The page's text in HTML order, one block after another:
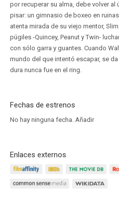
por recuperar su alma, debe volver al
pisar: un gimnasio de boxeo en
atenta mirada de su viejo mentor,
púgiles -Quincey, Peanut y Twin-
con sólo garra y guantes. Cuando
mundo del que intentó escapar, se
dura nunca fue en el ring.
Fechas de estrenos
No hay ninguna fecha. Añadir
Enlaces externos